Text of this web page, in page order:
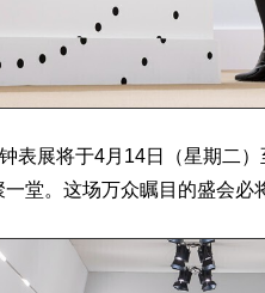
表展将于4月14日（星期二
堂。这场万众瞩目的盛会必